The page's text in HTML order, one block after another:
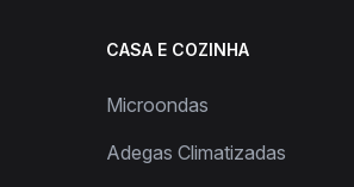
CASA E COZINHA
Microondas
Adegas Climatizadas